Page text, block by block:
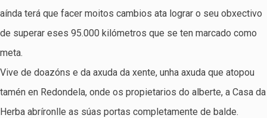
aínda terá que facer moitos cambios ata lograr o seu obxectivo
de superar eses 95.000 kilómetros que se ten marcado como
meta.
Vive de doazóns e da axuda da xente, unha axuda que atopou
tamén en Redondela, onde os propietarios do alberte, a Casa da
Herba abríronlle as súas portas completamente de balde.